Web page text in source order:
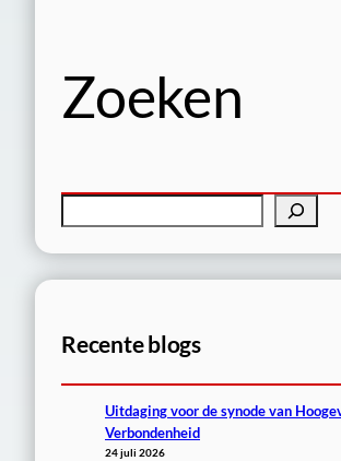
Zoeken
o
n
Recente blogs
Uitdaging voor de synode van
Verbondenheid
24 juli 2026